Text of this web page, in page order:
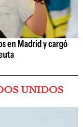
en Madrid y cargó
UNIDOS